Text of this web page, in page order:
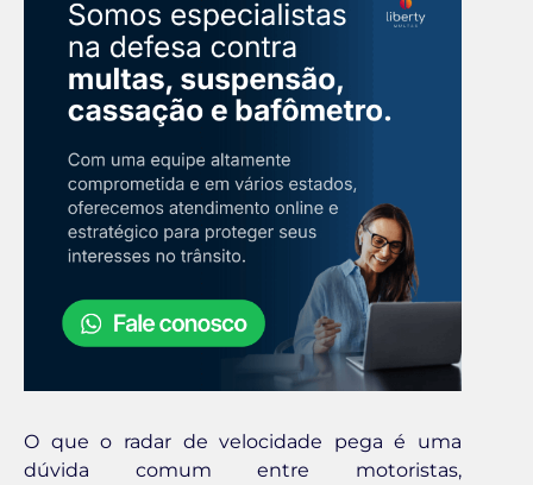
O que o radar de velocidade pega é uma
dúvida comum entre motoristas,